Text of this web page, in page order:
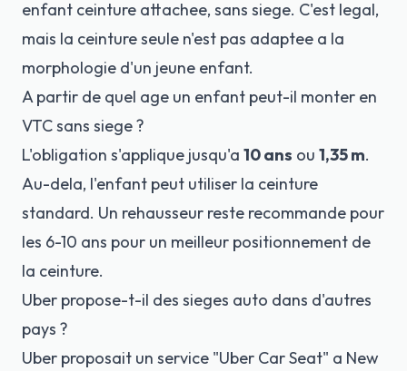
enfant ceinture attachee, sans siege. C'est legal,
mais la ceinture seule n'est pas adaptee a la
morphologie d'un jeune enfant.
A partir de quel age un enfant peut-il monter en
VTC sans siege ?
L'obligation s'applique jusqu'a 10 ans ou 1,35 m.
Au-dela, l'enfant peut utiliser la ceinture
standard. Un rehausseur reste recommande pour
les 6-10 ans pour un meilleur positionnement de
la ceinture.
Uber propose-t-il des sieges auto dans d'autres
pays ?
Uber proposait un service "Uber Car Seat" a New